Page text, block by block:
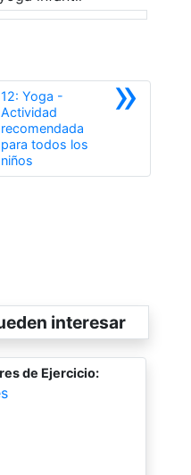
»
12: Yoga -
Actividad
recomendada
para todos los
niños
interesar
de Ejercicio: